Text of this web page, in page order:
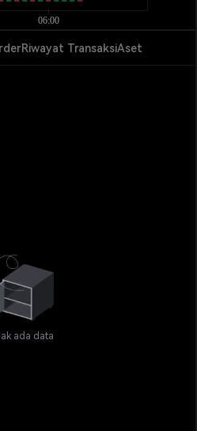
Riwayat TransaksiAset
ada data